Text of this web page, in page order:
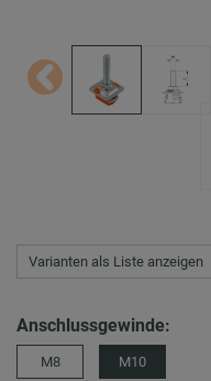
Varianten als Liste anzeigen
Anschlussgewinde:
M8 M10